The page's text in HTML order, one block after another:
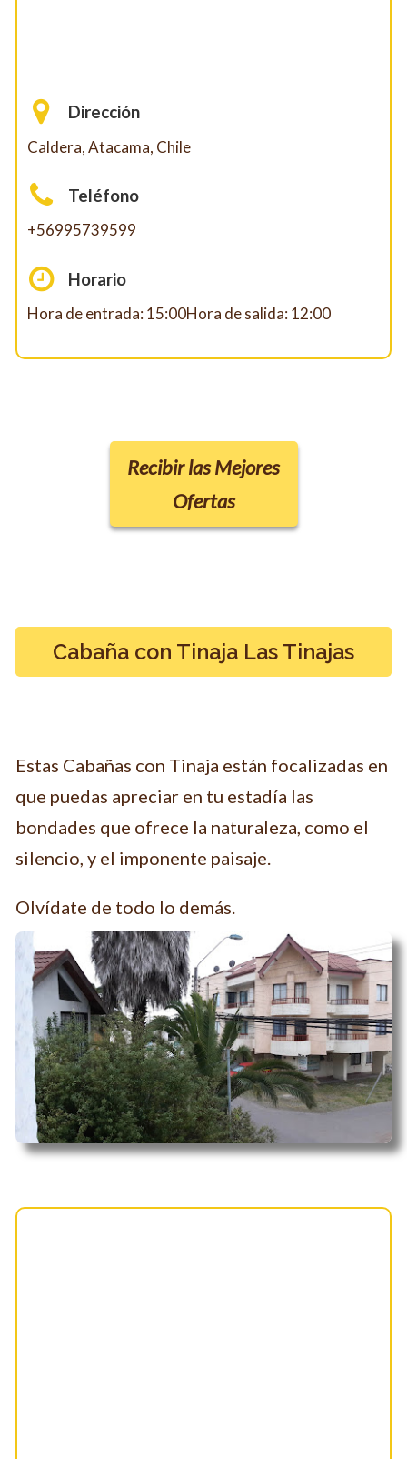
Dirección
Caldera, Atacama, Chile
Teléfono
+56995739599
Horario
Hora de entrada: 15:00Hora de salida: 12:00
Recibir las Mejores
Ofertas
Cabaña con Tinaja Las Tinajas
Estas Cabañas con Tinaja están focalizadas en
que puedas apreciar en tu estadía las
bondades que ofrece la naturaleza, como el
silencio, y el imponente paisaje.
Olvídate de todo lo demás.